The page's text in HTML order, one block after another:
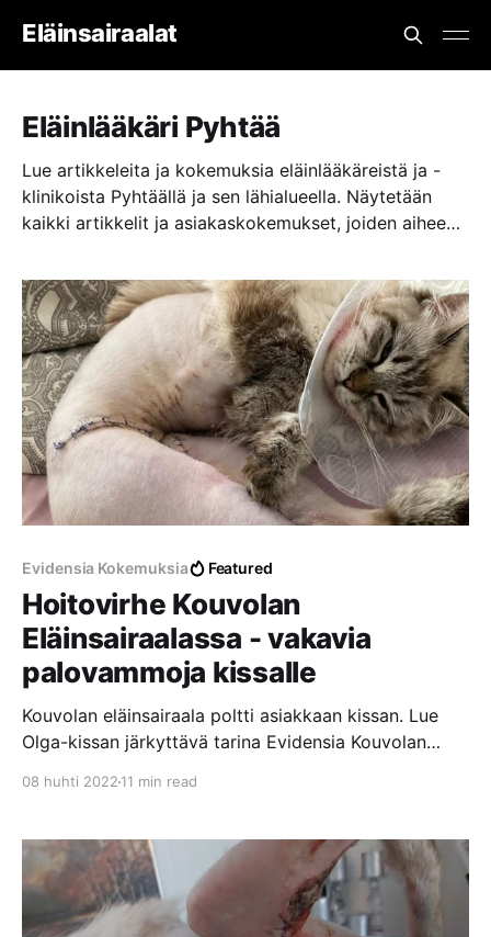
Eläinsairaalat
Eläinlääkäri Pyhtää
Lue artikkeleita ja kokemuksia eläinlääkäreistä ja -
klinikoista Pyhtäällä ja sen lähialueella. Näytetään
kaikki artikkelit ja asiakaskokemukset, joiden aiheena
eläinklinikka tai eläinsairaala lähellä paikkaa Pyhtää.
Evidensia Kokemuksia Featured
Hoitovirhe Kouvolan
Eläinsairaalassa - vakavia
palovammoja kissalle
Kouvolan eläinsairaala poltti asiakkaan kissan. Lue
Olga-kissan järkyttävä tarina Evidensia Kouvolan
08 huhti 2022 11 min read